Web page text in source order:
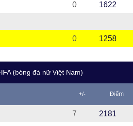
0 1622
0 1258
(bóng đá nữ Việt Nam)
+/- Điểm
7 2181